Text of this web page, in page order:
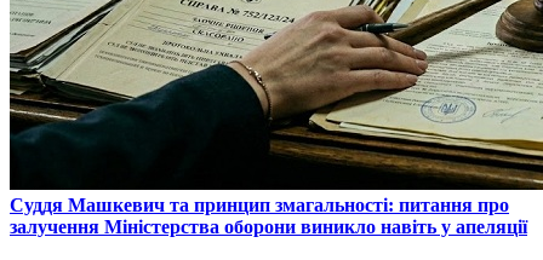
​Суддя Машкевич та принцип змагальності: питання про
залучення Міністерства оборони виникло навіть у апеляції